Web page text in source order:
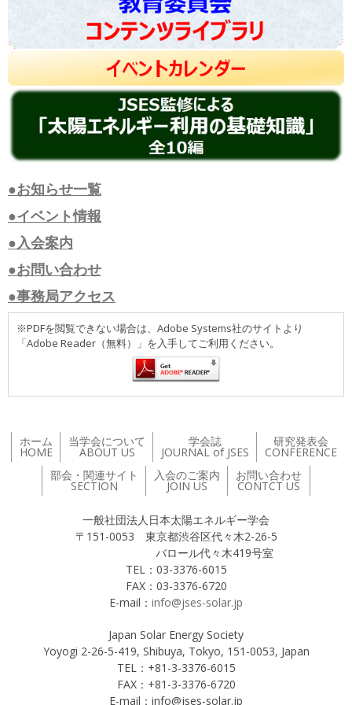
●お知らせ一覧
●イベント情報
●入会案内
●お問い合わせ
●事務局アクセス
※PDFを閲覧できない場合は、Adobe Systems社のサイトより
「Adobe Reader（無料）」を入手してご利用ください。
ホーム
HOME
当学会について
ABOUT US
学会誌
JOURNAL of JSES
研究発表会
CONFERENCE
部会・関連サイト
SECTION
入会のご案内
JOIN US
お問い合わせ
CONTCT US
一般社団法人日本太陽エネルギー学会
〒151-0053 東京都渋谷区代々木2-26-5
バロール代々木419号室
TEL：03-3376-6015
FAX：03-3376-6720
E-mail： info@jses-solar.jp
Japan Solar Energy Society
Yoyogi 2-26-5-419, Shibuya, Tokyo, 151-0053, Japan
TEL：+81-3-3376-6015
FAX：+81-3-3376-6720
E-mail：info@jses-solar.jp